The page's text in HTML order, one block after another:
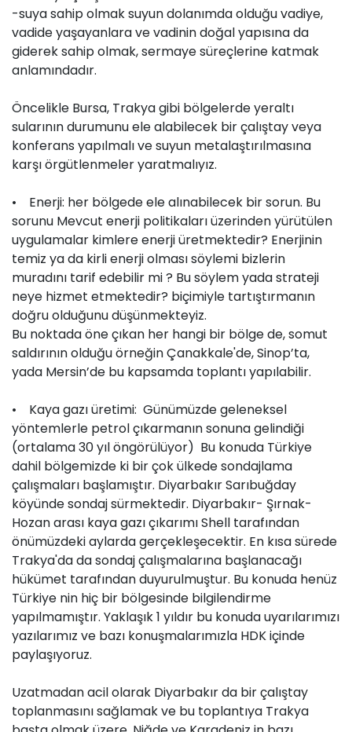
-suya sahip olmak suyun dolanımda olduğu vadiye,
vadide yaşayanlara ve vadinin doğal yapısına da
giderek sahip olmak, sermaye süreçlerine katmak
anlamındadır.
Öncelikle Bursa, Trakya gibi bölgelerde yeraltı
sularının durumunu ele alabilecek bir çalıştay veya
konferans yapılmalı ve suyun metalaştırılmasına
karşı örgütlenmeler yaratmalıyız.
• Enerji: her bölgede ele alınabilecek bir sorun. Bu
sorunu Mevcut enerji politikaları üzerinden yürütülen
uygulamalar kimlere enerji üretmektedir? Enerjinin
temiz ya da kirli enerji olması söylemi bizlerin
muradını tarif edebilir mi ? Bu söylem yada strateji
neye hizmet etmektedir? biçimiyle tartıştırmanın
doğru olduğunu düşünmekteyiz.
Bu noktada öne çıkan her hangi bir bölge de, somut
saldırının olduğu örneğin Çanakkale'de, Sinop’ta,
yada Mersin’de bu kapsamda toplantı yapılabilir.
• Kaya gazı üretimi: Günümüzde geleneksel
yöntemlerle petrol çıkarmanın sonuna gelindiği
(ortalama 30 yıl öngörülüyor) Bu konuda Türkiye
dahil bölgemizde ki bir çok ülkede sondajlama
çalışmaları başlamıştır. Diyarbakır Sarıbuğday
köyünde sondaj sürmektedir. Diyarbakır- Şırnak-
Hozan arası kaya gazı çıkarımı Shell tarafından
önümüzdeki aylarda gerçekleşecektir. En kısa sürede
Trakya'da da sondaj çalışmalarına başlanacağı
hükümet tarafından duyurulmuştur. Bu konuda henüz
Türkiye nin hiç bir bölgesinde bilgilendirme
yapılmamıştır. Yaklaşık 1 yıldır bu konuda uyarılarımızı
yazılarımız ve bazı konuşmalarımızla HDK içinde
paylaşıyoruz.
Uzatmadan acil olarak Diyarbakır da bir çalıştay
toplanmasını sağlamak ve bu toplantıya Trakya